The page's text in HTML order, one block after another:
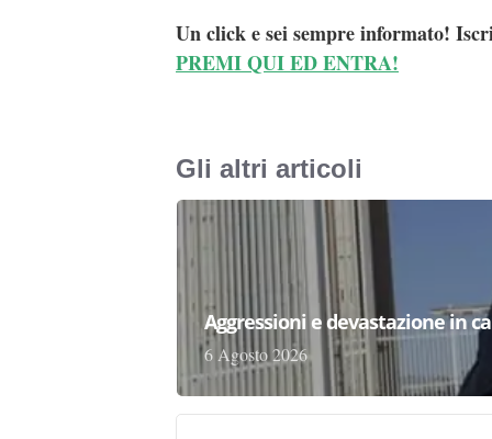
Un click e sei sempre informato!
PREMI QUI ED ENTRA!
Gli altri articoli
Aggressioni e devastazione in
6 Agosto 2026